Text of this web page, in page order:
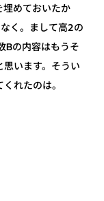
めておいたか
く。まして高2の
Bの内容はもうそ
います。そうい
れたのは。